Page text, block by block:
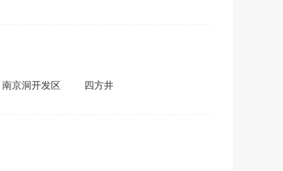
南京洞开发区
四方井